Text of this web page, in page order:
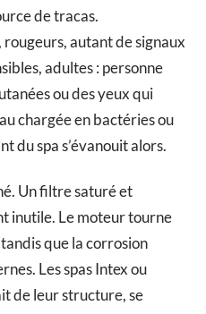
de tracas.
autant de signaux
adultes : personne
ou des yeux qui
chargée en bactéries ou
du spa s’évanouit alors.
Un filtre saturé et
inutile. Le moteur tourne
que la corrosion
Les spas Intex ou
de leur structure, se